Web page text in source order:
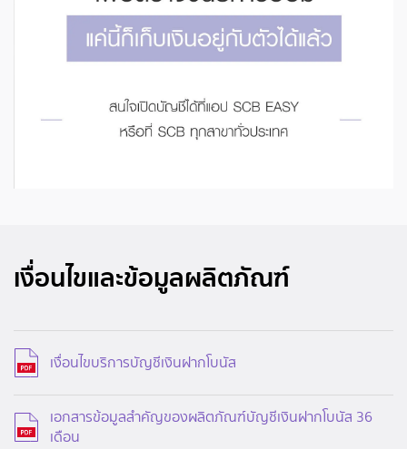
เงื่อนไขและข้อมูลผลิตภัณฑ์
เงื่อนไขบริการบัญชีเงินฝากโบนัส
เอกสารข้อมูลสําคัญของผลิตภัณฑ์บัญชีเงินฝากโบนัส 36
เดือน